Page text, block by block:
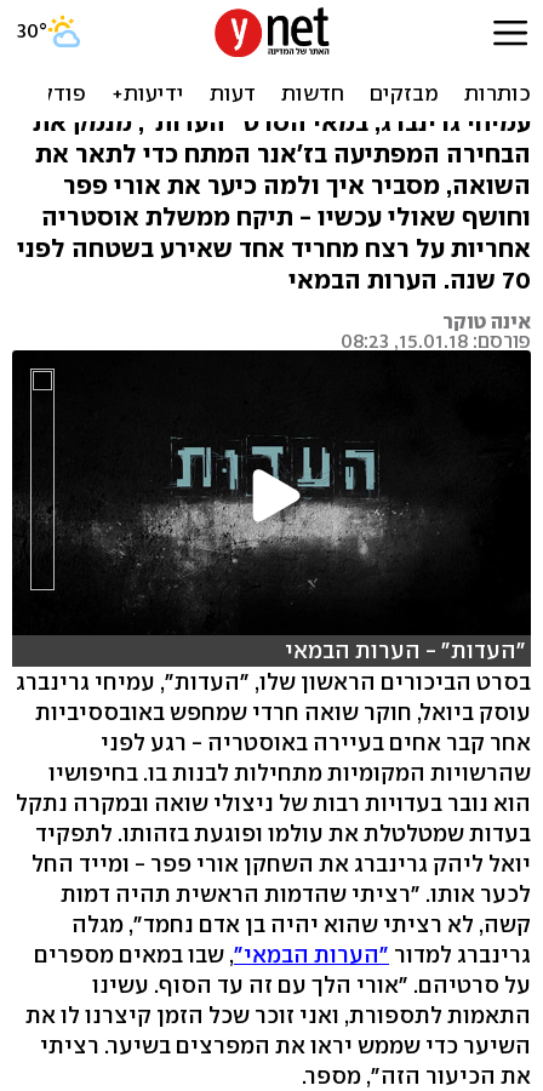
איך הופכים את השואה לסרט
עמיחי גרינברג, במאי הסרט "העדות", מנמק את
הבחירה המפתיעה בז'אנר המתח כדי לתאר את
השואה, מסביר איך ולמה כיער את אורי פפר
וחושף שאולי עכשיו - תיקח ממשלת אוסטריה
אחריות על רצח מחריד אחד שאירע בשטחה לפני
70 שנה. הערות הבמאי
אינה טוקר
פורסם: 15.01.18, 08:23
"העדות" - הערות הבמאי
בסרט הביכורים הראשון שלו, "העדות", עמיחי גרינברג
עוסק ביואל, חוקר שואה חרדי שמחפש באובססיביות
אחר קבר אחים בעיירה באוסטריה - רגע לפני
שהרשויות המקומיות מתחילות לבנות בו. בחיפושיו
הוא נובר בעדויות רבות של ניצולי שואה ובמקרה נתקל
בעדות שמטלטלת את עולמו ופוגעת בזהותו. לתפקיד
יואל ליהק גרינברג את השחקן אורי פפר - ומייד החל
לכער אותו. "רציתי שהדמות הראשית תהיה דמות
קשה, לא רציתי שהוא יהיה בן אדם נחמד", מגלה
גרינברג למדור "הערות הבמאי", שבו במאים מספרים
על סרטיהם. "אורי הלך עם זה עד הסוף. עשינו
התאמות לתספורת, ואני זוכר שכל הזמן קיצרנו לו את
השיער כדי שממש יראו את המפרצים בשיער. רציתי
את הכיעור הזה", מספר.